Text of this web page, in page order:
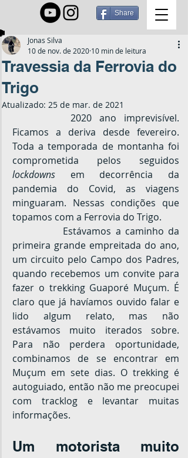
Share
Travessia da Ferrovia do
Trigo
Jonas Silva
10 de nov. de 2020 10 min de leitura
Atualizado: 25 de mar. de 2021
Ficamos a deriva desde fevereiro.
Toda a temporada de montanha foi
lockdowns em decorrência da
pandemia do Covid, as viagens
minguaram. Nessas condições que
topamos com a Ferrovia do Trigo.
primeira grande empreitada do ano,
um circuito pelo Campo dos Padres,
quando recebemos um convite para
fazer o trekking Guaporé Muçum. É
claro que já havíamos ouvido falar e
lido algum relato, mas não
estávamos muito iterados sobre.
Para não perdera oportunidade,
combinamos de se encontrar em
Muçum em sete dias. O trekking é
autoguiado, então não me preocupei
com tracklog e levantar muitas
informações.
Um motorista muito